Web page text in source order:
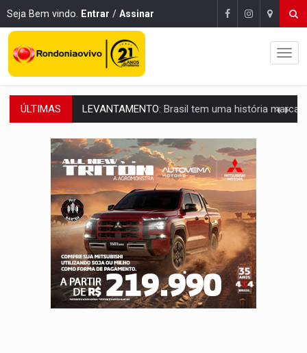
Seja Bem vindo. Entrar / Assinar
ÚLTIMAS LAMENTÁVEL:Mulher é encontrada morta dentro de residência
'XANDY DO MOTOCROSS':Pai morre em acidente na BR-364 duas semanas após
PESO DO VOTO:Cinco maiores colégios eleitorais concentram 53,7% dos
COLUNA SEMANAL:Largada foi dada e candidatos ao Governo de RO partem
SOB SUSPEITA:Entrega de 286 máquinas em Rondônia coincide com
ARTIGO:Reter até 50% no distrato imobiliário é legal, mas não pode
DO HOSPITAL AO CAMPO:Veja as mais de 200 ações de Marcos
EXPANSÃO:Grupo Nova Era amplia presença em PVH e transforma Aramix